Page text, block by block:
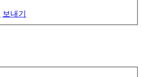
보내기